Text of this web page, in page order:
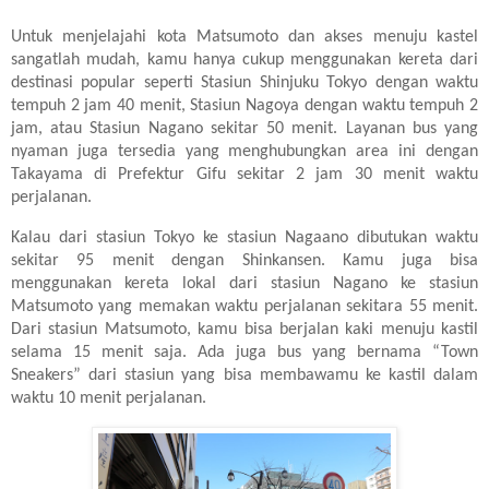
Untuk menjelajahi kota Matsumoto dan akses menuju kastel
sangatlah mudah, kamu hanya cukup menggunakan kereta dari
destinasi popular seperti Stasiun Shinjuku Tokyo dengan waktu
tempuh 2 jam 40 menit, Stasiun Nagoya dengan waktu tempuh 2
jam, atau Stasiun Nagano sekitar 50 menit. Layanan bus yang
nyaman juga tersedia yang menghubungkan area ini dengan
Takayama di Prefektur Gifu sekitar 2 jam 30 menit waktu
perjalanan.
Kalau dari stasiun Tokyo ke stasiun Nagaano dibutukan waktu
sekitar 95 menit dengan Shinkansen. Kamu juga bisa
menggunakan kereta lokal dari stasiun Nagano ke stasiun
Matsumoto yang memakan waktu perjalanan sekitara 55 menit.
Dari stasiun Matsumoto, kamu bisa berjalan kaki menuju kastil
selama 15 menit saja. Ada juga bus yang bernama “Town
Sneakers” dari stasiun yang bisa membawamu ke kastil dalam
waktu 10 menit perjalanan.